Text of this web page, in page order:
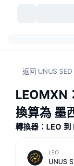
類別
歷史記錄
代幣解鎖
市場綜覽
現貨市場
加密貨幣數量
信號
熱門
新
集中式交易所
現貨
社群
動態
返回 UNUS SED
LEOMXN
換算為 墨
轉換器：LEO 到
LEO
UNUS